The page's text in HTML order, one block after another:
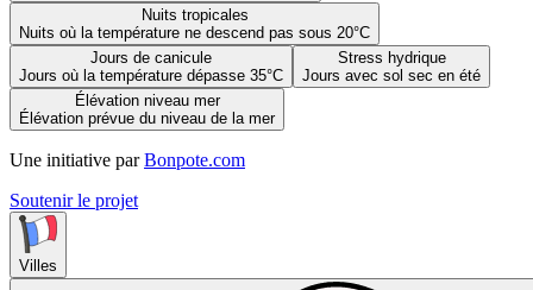
Nuits tropicales
Nuits où la température ne descend pas sous 20°C
Jours de canicule
Jours où la température dépasse 35°C
Stress hydrique
Jours avec sol sec en été
Élévation niveau mer
Élévation prévue du niveau de la mer
Une initiative par Bonpote.com
Soutenir le projet
Villes